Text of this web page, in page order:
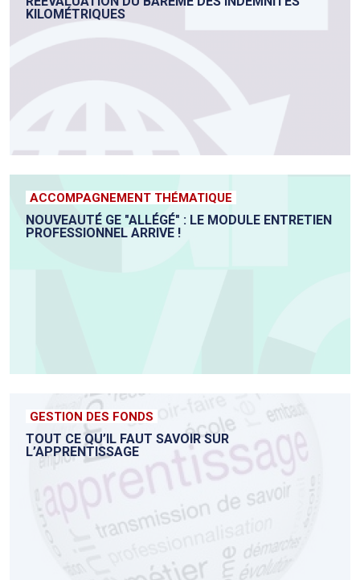
KILOMÉTRIQUES
ACCOMPAGNEMENT THÉMATIQUE
NOUVEAUTÉ GE "ALLÉGÉ" : LE MODULE ENTRETIEN
PROFESSIONNEL ARRIVE !
GESTION DES FONDS
TOUT CE QU’IL FAUT SAVOIR SUR
L’APPRENTISSAGE